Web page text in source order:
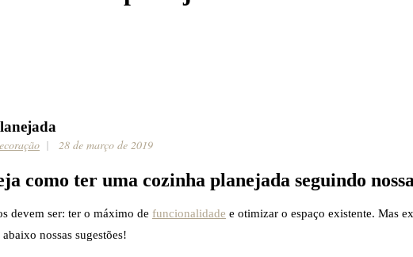
28 de março de 2019
como ter uma cozinha planejada seguindo
devem ser: ter o máximo de funcionalidade e otimizar o espaço existente. Mas
nossas sugestões!